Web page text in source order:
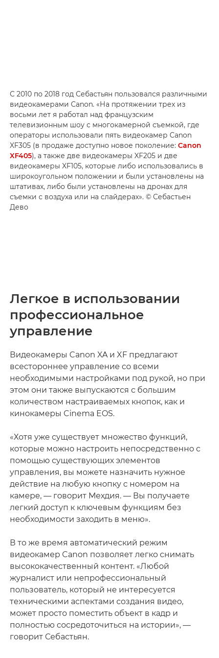
С 2010 по 2018 год Себастьян пользовался различными
видеокамерами Canon. «На протяжении трех из
восьми лет я работал над французским
телевизионным шоу с многокамерной съемкой, где
операторы использовали пять видеокамер Canon
XF305 (в продаже доступно новое поколение: Canon
XF405), а также две видеокамеры XF205 и две
видеокамеры XF105, которые либо использовались в
широкоугольном положении и были установлены на
штативах, либо были установлены на дронах для
съемки с воздуха или на слайдерах». © Себастьен
Дево
Легкое в использовании
профессиональное
управление
Видеокамеры Canon XA и XF предлагают
всестороннее управление со всеми
необходимыми настройками под рукой, но при
этом они также выпускаются с большим
количеством настраиваемых кнопок, как и
кинокамеры Cinema EOS.
«Хотя уже существует множество функций,
которые можно настроить непосредственно с
помощью существующих элементов
управления, вы можете назначить нужное
действие на любую кнопку с номером на
камере, — говорит Мехдия. — Вы получаете
легкий доступ к ключевым функциям без
необходимости заходить в меню».
В то же время автоматический режим
видеокамер Canon позволяет легко снимать
высококачественный контент. «Любой
журналист или непрофессиональный
пользователь, который не интересуется
техническими аспектами создания видео,
может просто поместить объект в кадр и
полностью сосредоточиться на истории», —
говорит Себастьян.